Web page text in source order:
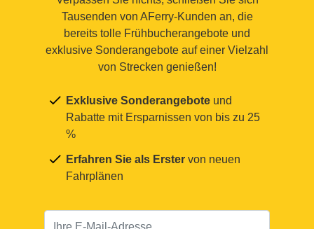
Tausenden von AFerry-Kunden an, die
bereits tolle Frühbucherangebote und
exklusive Sonderangebote auf einer Vielzahl
von Strecken genießen!
Exklusive Sonderangebote und
Rabatte mit Ersparnissen von bis zu 25
%
Erfahren Sie als Erster von neuen
Fahrplänen